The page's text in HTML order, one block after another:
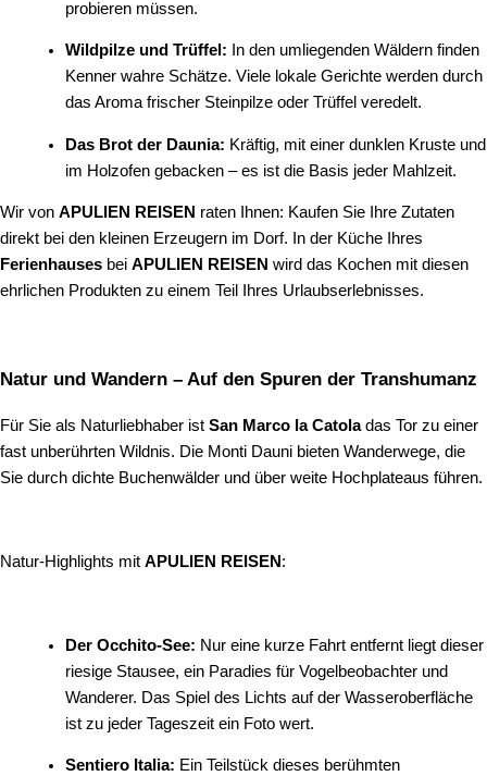
probieren müssen.
Wildpilze und Trüffel: In den umliegenden Wäldern finden
Kenner wahre Schätze. Viele lokale Gerichte werden durch
das Aroma frischer Steinpilze oder Trüffel veredelt.
Das Brot der Daunia: Kräftig, mit einer dunklen Kruste und
im Holzofen gebacken – es ist die Basis jeder Mahlzeit.
Wir von APULIEN REISEN raten Ihnen: Kaufen Sie Ihre Zutaten
direkt bei den kleinen Erzeugern im Dorf. In der Küche Ihres
Ferienhauses bei APULIEN REISEN wird das Kochen mit diesen
ehrlichen Produkten zu einem Teil Ihres Urlaubserlebnisses.
Natur und Wandern – Auf den Spuren der Transhumanz
Für Sie als Naturliebhaber ist San Marco la Catoladas Tor zu einer
fast unberührten Wildnis. Die Monti Dauni bieten Wanderwege, die
Sie durch dichte Buchenwälder und über weite Hochplateaus führen.
Natur-Highlights mit APULIEN REISEN :
Der Occhito-See: Nur eine kurze Fahrt entfernt liegt dieser
riesige Stausee, ein Paradies für Vogelbeobachter und
Wanderer. Das Spiel des Lichts auf der Wasseroberfläche
ist zu jeder Tageszeit ein Foto wert.
Sentiero Italia: Ein Teilstück dieses berühmten